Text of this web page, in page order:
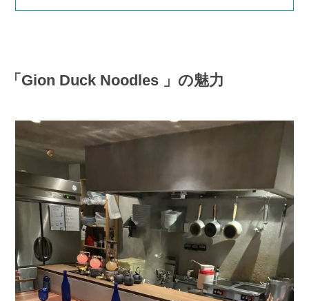
「Gion Duck Noodles 」の魅力